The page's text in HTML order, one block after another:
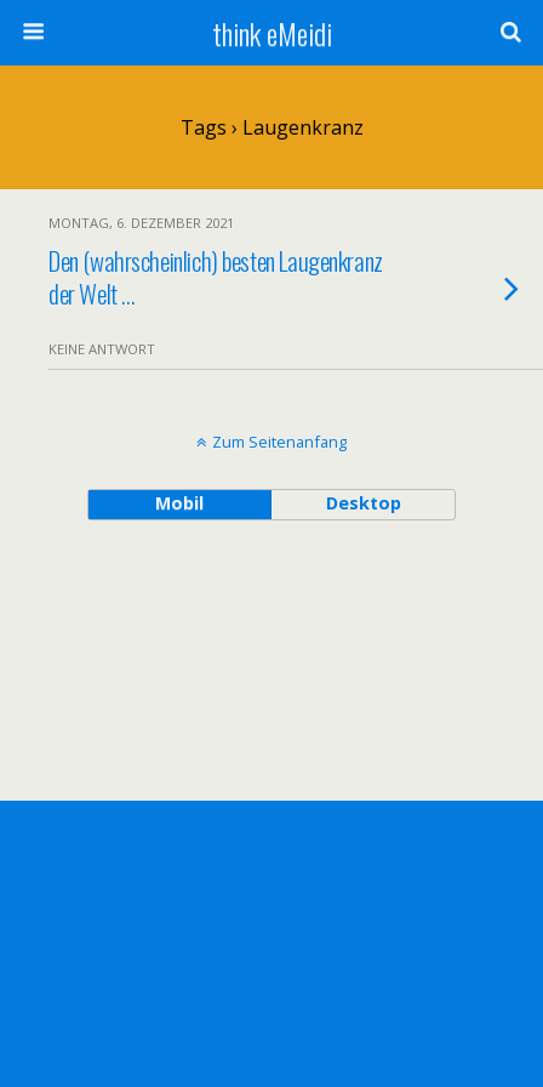
think eMeidi
Tags › Laugenkranz
MONTAG, 6. DEZEMBER 2021
Den (wahrscheinlich) besten Laugenkranz
der Welt …
KEINE ANTWORT
Zum Seitenanfang
Mobil Desktop